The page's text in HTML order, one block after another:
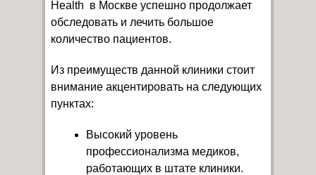
Health в Москве успешно продолжает
обследовать и лечить большое
количество пациентов.
Из преимуществ данной клиники стоит
внимание акцентировать на следующих
пунктах:
Высокий уровень
профессионализма медиков,
работающих в штате клиники.